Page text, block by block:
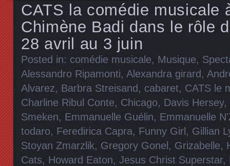
CATS la comédie
Chimène Badi dans le rôle
28 avril au 3 juin
Posted in: comédie musicale, Musique,
Alessandro Ripamonti, Alexandra girard,
Alvarez, Barbra Streisand, cabaret, CATS le
Charline Ribul Conte, Chicago, Davis Hersey,
Smeken, Emmanuelle Guélin, Emmanuelle
todaro, Feredirica Capra, Funny Girl, Gillian
Stoyan Zmarzlik, Gregory Gonel, Grizabelle,
Cats, Howard Eaton, Jesus Christ Superstar,